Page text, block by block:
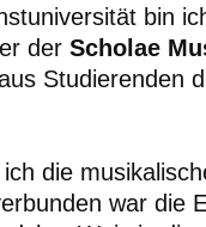
bin
der Scholae
Studierenden
die
war die